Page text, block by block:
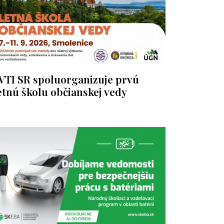
SR spoluorganizuje prvú
školu občianskej vedy